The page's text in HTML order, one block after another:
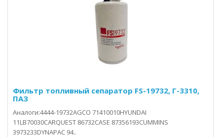
Фильтр топливный сепаратор FS-19732, Г-3310,
ПАЗ
Аналоги:4444-19732AGCO 71410010HYUNDAI
11LB70030CARQUEST 86732CASE 87356193CUMMINS
3973233DYNAPAC 94..